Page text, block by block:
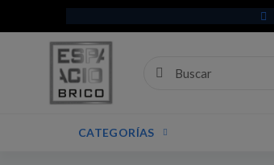
CATEGORÍAS